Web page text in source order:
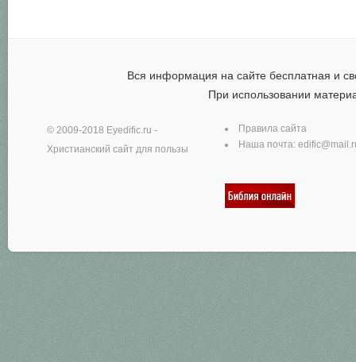
Вся информация на сайте бесплатная и
При использовании
© 2009-2018 Eyedific.ru -
Христианский сайт для пользы
Правила сайта
Наша почта: